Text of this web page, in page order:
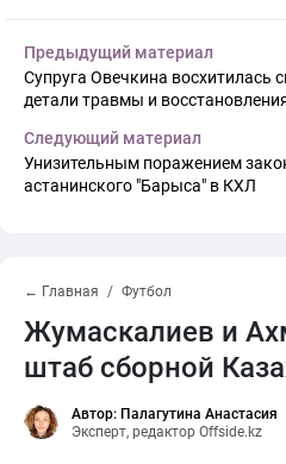
Предыдущий материал
Супруга Овечкина
детали травмы и
Следующий материал
Унизительным поражением
астанинского "Барыса" в КХЛ
← Главная Футбол
Жумаскалиев и
штаб сборной
Автор: Палагутина Анастасия
Эксперт, редактор Offside.kz